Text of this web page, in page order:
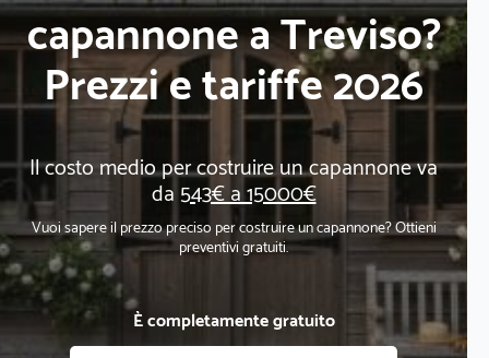
capannone a Treviso?
Prezzi e tariffe 2026
Il costo medio per costruire un capannone va
da 543€ a 15000€
Vuoi sapere il prezzo preciso per costruire un capannone? Ottieni
preventivi gratuiti.
È completamente gratuito